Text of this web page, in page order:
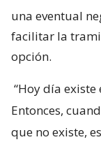
una eventual
facilitar la
opción.
“Hoy día
Entonces,
que no existe,